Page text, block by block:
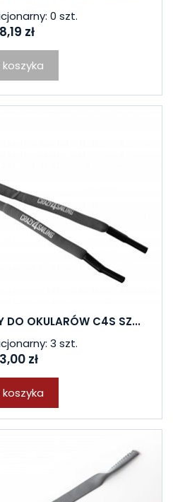
0 szt.
zł
koszyka
DO OKULARÓW C4S SZ...
3 szt.
zł
koszyka